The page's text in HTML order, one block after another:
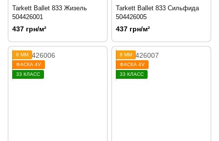
Tarkett Ballet 833 Жизель
504426001
437 грн/м²
Tarkett Ballet 833 Сильфида
504426005
437 грн/м²
8 ММ
ФАСКА 4V
33 КЛАСС
8 ММ
ФАСКА 4V
33 КЛАСС